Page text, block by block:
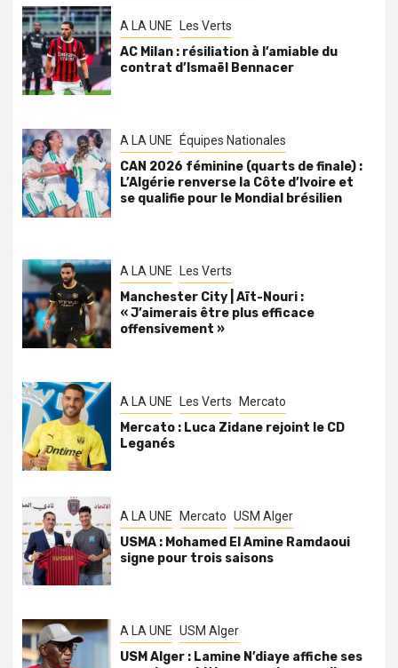
A LA UNE Les Verts
AC Milan : résiliation à l’amiable du
contrat d’Ismaël Bennacer
A LA UNE Équipes Nationales
CAN 2026 féminine (quarts de finale) :
L’Algérie renverse la Côte d’Ivoire et
se qualifie pour le Mondial brésilien
A LA UNE Les Verts
Manchester City | Aït-Nouri :
« J’aimerais être plus efficace
offensivement »
A LA UNE Les Verts Mercato
Mercato : Luca Zidane rejoint le CD
Leganés
A LA UNE Mercato USM Alger
USMA : Mohamed El Amine Ramdaoui
signe pour trois saisons
A LA UNE USM Alger
USM Alger : Lamine N’diaye affiche ses